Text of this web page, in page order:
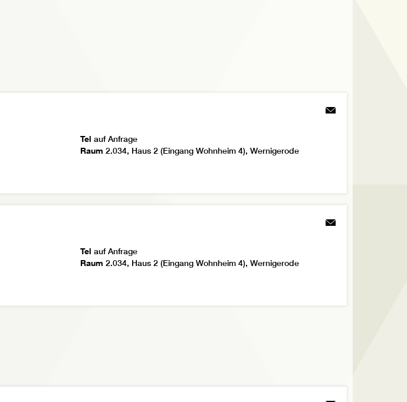
Tel auf Anfrage
Raum 2.034, Haus 2 (Eingang Wohnheim 4), Wernigerode
Tel auf Anfrage
Raum 2.034, Haus 2 (Eingang Wohnheim 4), Wernigerode